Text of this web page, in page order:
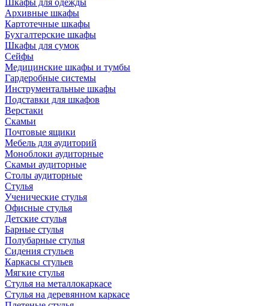
Шкафы для одежды
Архивные шкафы
Картотечные шкафы
Бухгалтерские шкафы
Шкафы для сумок
Сейфы
Медицинские шкафы и тумбы
Гардеробные системы
Инструментальные шкафы
Подставки для шкафов
Верстаки
Скамьи
Почтовые ящики
Мебель для аудиторий
Моноблоки аудиторные
Скамьи аудиторные
Столы аудиторные
Стулья
Ученические стулья
Офисные стулья
Детские стулья
Барные стулья
Полубарные стулья
Сидения стульев
Каркасы стульев
Мягкие стулья
Стулья на металлокаркасе
Стулья на деревянном каркасе